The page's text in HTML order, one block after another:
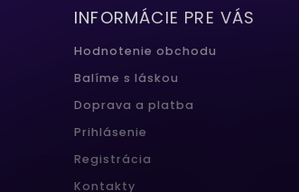
INFORMÁCIE PRE VÁS
Hodnotenie obchodu
Balíme s láskou
Doprava a platba
Prihlásenie
Registrácia
Kontakty